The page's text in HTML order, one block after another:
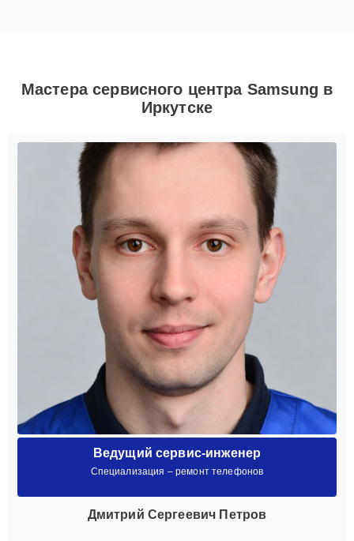
Мастера сервисного центра Samsung в
Иркутске
Ведущий сервис-инженер
Специализация – ремонт телефонов
Дмитрий Сергеевич Петров